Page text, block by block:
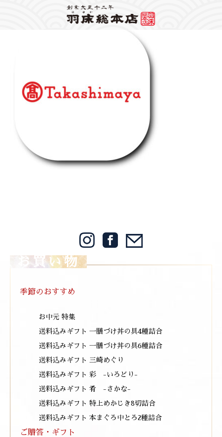
: foreach() argument must be of type array|object, bool given in
/home/mps1910/hayuka.jp/public_html/wp-
content/themes/hayuka/single.phpon line12
お買い物
季節のおすすめ
お中元 特集
送料込みギフト 一膳づけ丼の具4種詰合
送料込みギフト 一膳づけ丼の具6種詰合
送料込みギフト 三崎めぐり
送料込みギフト 彩 -いろどり-
送料込みギフト 肴 -さかな-
送料込みギフト 特上めかじき8切詰合
送料込みギフト 本まぐろ中とろ2種詰合
ご贈答・ギフト